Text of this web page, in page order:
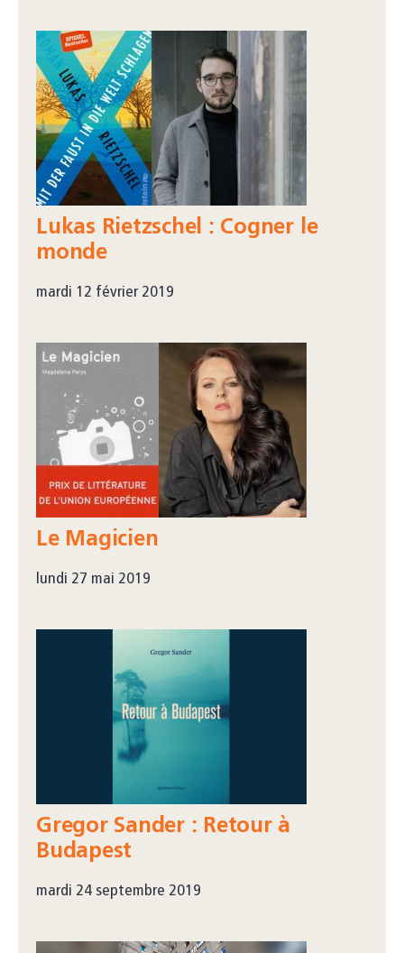
Lukas Rietzschel : Cogner le
monde
mardi 12 février 2019
Le Magicien
lundi 27 mai 2019
Gregor Sander : Retour à
Budapest
mardi 24 septembre 2019